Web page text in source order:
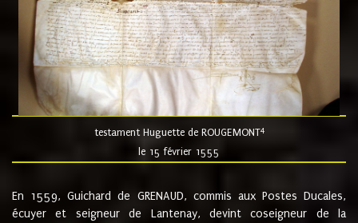
testament Huguette de ROUGEMONT4
le 15 février 1555
En 1559, Guichard de GRENAUD, commis aux Postes Ducales,
écuyer et seigneur de Lantenay, devint coseigneur de la